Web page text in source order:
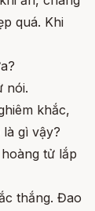
quá. Khi
nói.
khắc,
gì vậy?
tử lắp
thắng. Đao